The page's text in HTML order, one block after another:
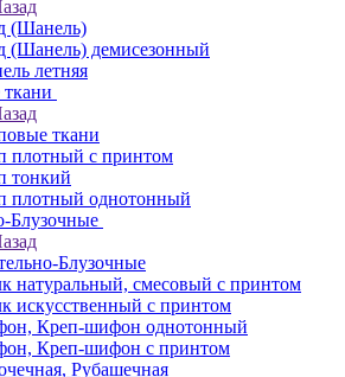
(Шанель)
(Шанель) демисезонный
летняя
ткани
плотный с принтом
тонкий
плотный однотонный
Блузочные
Блузочные
натуральный, смесовый с принтом
искусственный с принтом
Креп-шифон однотонный
Креп-шифон с принтом
Рубашечная